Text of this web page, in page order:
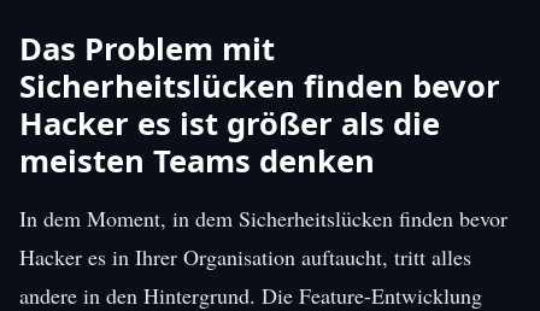
Das Problem mit
Sicherheitslücken finden bevor
Hacker es ist größer als die
meisten Teams denken
In dem Moment, in dem Sicherheitslücken finden bevor
Hacker es in Ihrer Organisation auftaucht, tritt alles
andere in den Hintergrund. Die Feature-Entwicklung